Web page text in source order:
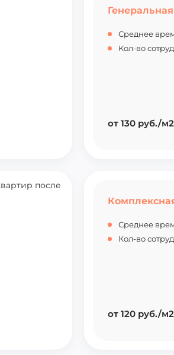
Генеральная
Среднее
Кол-во
от 130 руб./м2
Среднее
Кол-во
от 120 руб./м2